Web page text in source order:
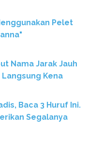
Pelet
Nama Jarak Jauh
Kena
Baca 3 Huruf Ini.
Segalanya